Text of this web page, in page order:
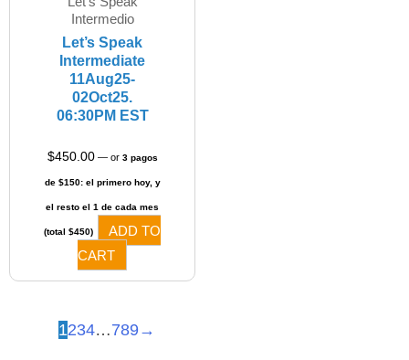
Intermedio​
Let’s Speak
Intermediate
11Aug25-
02Oct25.
06:30PM EST
$450.00 —or 3 pagos
de $150: el primero hoy, y
el resto el 1 de cada mes
(total $450)
ADD TO
CART
1234…789→